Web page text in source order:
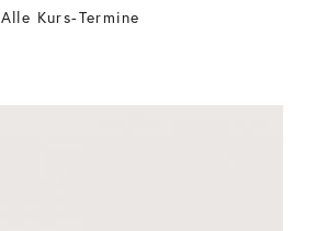
Alle Kurs-Termine